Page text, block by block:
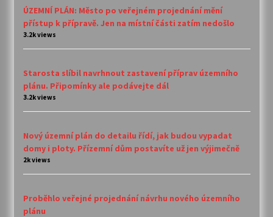
ÚZEMNÍ PLÁN: Město po veřejném projednání mění
přístup k přípravě. Jen na místní části zatím nedošlo
3.2k views
Starosta slíbil navrhnout zastavení příprav územního
plánu. Připomínky ale podávejte dál
3.2k views
Nový územní plán do detailu řídí, jak budou vypadat
domy i ploty. Přízemní dům postavíte už jen výjimečně
2k views
Proběhlo veřejné projednání návrhu nového územního
plánu